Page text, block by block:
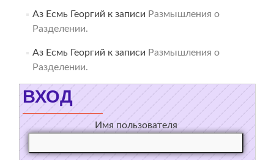
Аз Есмь Георгий к записи Размышления о
Разделении.
Аз Есмь Георгий к записи Размышления о
Разделении.
ВХОД
Имя пользователя